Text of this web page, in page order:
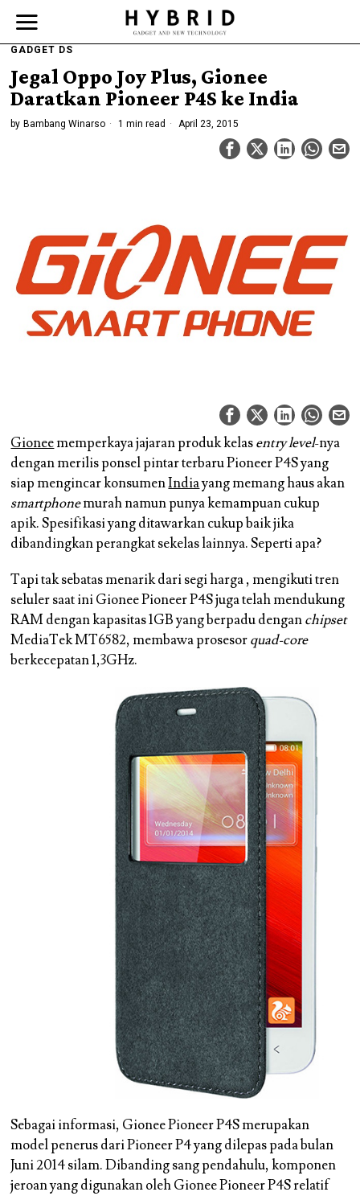
GADGET DS
Jegal Oppo Joy Plus, Gionee
Daratkan Pioneer P4S ke India
by Bambang Winarso 1 min read April 23, 2015
Gioneememperkaya jajaran produk kelasentry level-nya
dengan merilis ponsel pintar terbaru Pioneer P4S yang
siap mengincar konsumenIndiayang memang haus akan
smartphonemurah namun punya kemampuan cukup
apik. Spesifikasi yang ditawarkan cukup baik jika
dibandingkan perangkat sekelas lainnya. Seperti apa?
Tapi tak sebatas menarik dari segi harga , mengikuti tren
seluler saat ini Gionee Pioneer P4S juga telah mendukung
RAM dengan kapasitas 1GB yang berpadu denganchipset
MediaTek MT6582, membawa prosesorquad-core
berkecepatan 1,3GHz.
Sebagai informasi, Gionee Pioneer P4S merupakan
model penerus dari Pioneer P4 yang dilepas pada bulan
Juni 2014 silam. Dibanding sang pendahulu, komponen
jeroan yang digunakan oleh Gionee Pioneer P4S relatif